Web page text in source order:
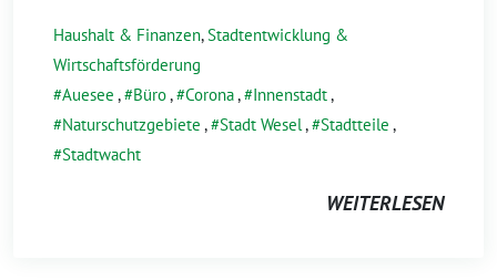
Haushalt & Finanzen,Stadtentwicklung &
Wirtschaftsförderung
Auesee , Büro, Corona, Innenstadt,
Naturschutzgebiete , Stadt Wesel, Stadtteile ,
Stadtwacht
WEITERLESEN